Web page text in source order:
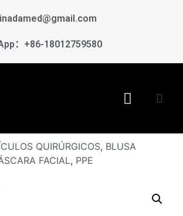
：+86-18012759580
QUIRÚRGICOS, BLUSA
FACIAL, PPE